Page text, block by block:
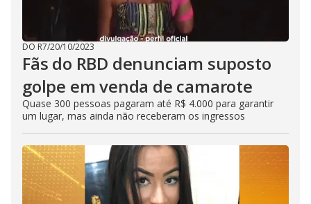
DO R7/20/10/2023
Fãs do RBD denunciam suposto
golpe em venda de camarote
Quase 300 pessoas pagaram até R$ 4.000 para garantir
um lugar, mas ainda não receberam os ingressos